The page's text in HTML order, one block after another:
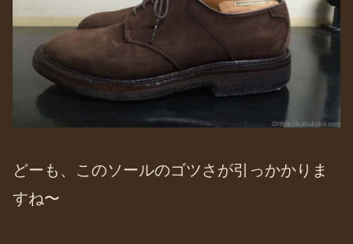
どーも、このソールのゴツさが引っかかりま
すね〜